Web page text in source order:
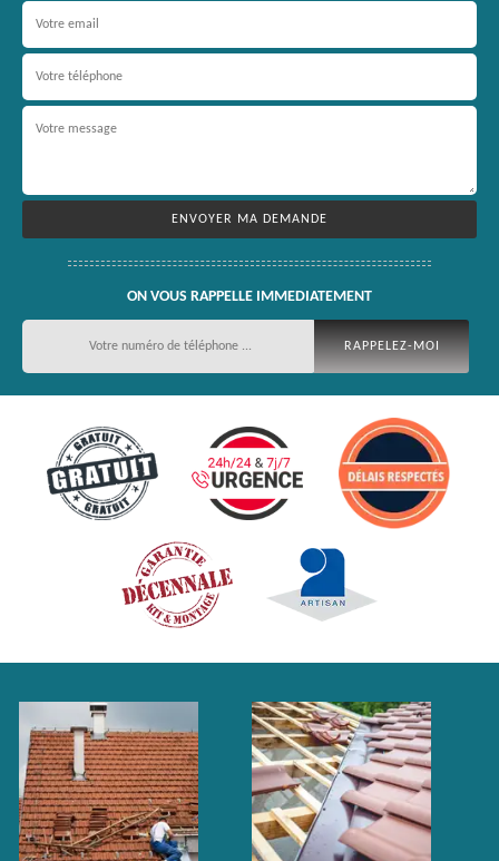
ON VOUS RAPPELLE IMMEDIATEMENT